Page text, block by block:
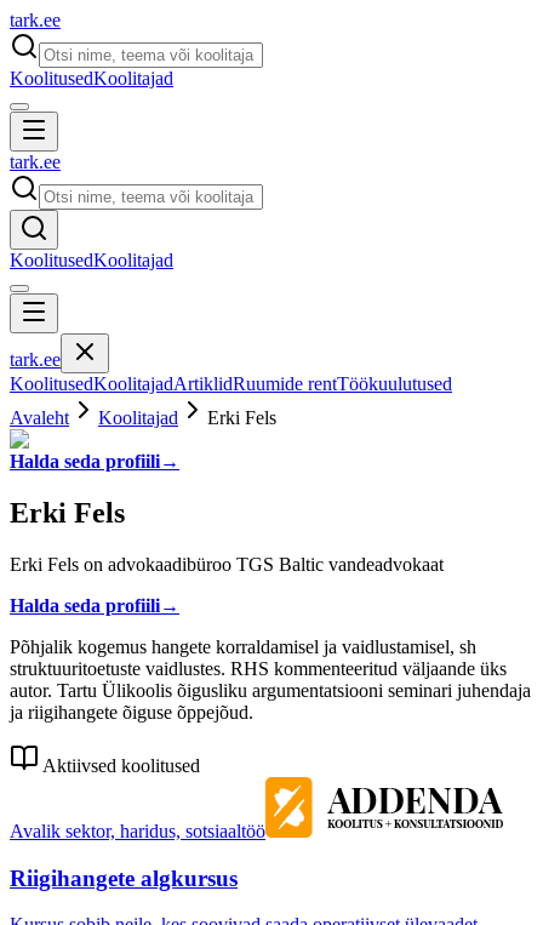
tark.ee
KoolitusedKoolitajad
tark.ee
KoolitusedKoolitajad
tark.ee
KoolitusedKoolitajadArtiklidRuumide rentTöökuulutused
Avaleht
Koolitajad Erki Fels
Halda seda profiili→
Erki Fels
Erki Fels on advokaadibüroo TGS Baltic vandeadvokaat
Halda seda profiili→
Põhjalik kogemus hangete korraldamisel ja vaidlustamisel, sh
struktuuritoetuste vaidlustes. RHS kommenteeritud väljaande üks
autor. Tartu Ülikoolis õigusliku argumentatsiooni seminari juhendaja
ja riigihangete õiguse õppejõud.
Aktiivsed koolitused
Avalik sektor, haridus, sotsiaaltöö
Riigihangete algkursus